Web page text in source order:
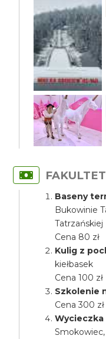
Baseny
Bukowinie
Tatrzańskiej
Cena 80 zł
Kulig z
kiełbasek
Cena 100 zł
Szkolenie
Cena 300 zł
Wycieczka